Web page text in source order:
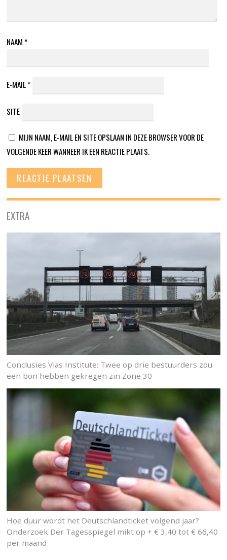
NAAM *
E-MAIL*
SITE
MIJN NAAM, E-MAIL EN SITE OPSLAAN IN DEZE BROWSER VOOR DE
VOLGENDE KEER WANNEER IK EEN REACTIE PLAATS.
EXTRA
Conclusies Vias Institute: Twee op drie bestuurders zou
een bon hebben gekregen zin Zone 30
Hoe duur wordt het Deutschlandticket volgend jaar?
Onderzoek Der Tagesspiegel mikt op + € 3,40 tot € 66,40
per maand